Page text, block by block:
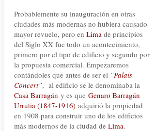
Probablemente su inauguración en otras
ciudades más modernas no hubiera causado
mayor revuelo, pero en Limade principios
del Siglo XX fue todo un acontecimiento,
primero por el tipo de edificio y segundo por
la propuesta comercial. Empezaremos
contándoles que antes de ser el “Palais
Concert”, al edificio se le denominaba la
Casa Barragán y es que Genaro Barragán
Urrutia (1847-1916)adquirió la propiedad
en 1908 para construir uno de los edificios
más modernos de la ciudad de Lima.